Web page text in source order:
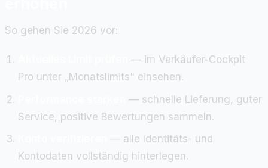
So gehen Sie 2026 vor:
— im Verkäufer-Cockpit
Pro unter „Monatslimits" einsehen.
— schnelle Lieferung, guter
Service, positive Bewertungen sammeln.
— alle Identitäts- und
Kontodaten vollständig hinterlegen.